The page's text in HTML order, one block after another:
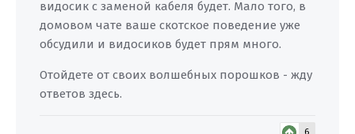
видосик с заменой кабеля будет. Мало того, в
домовом чате ваше скотское поведение уже
обсудили и видосиков будет прям много.
Отойдете от своих волшебных порошков - жду
ответов здесь.